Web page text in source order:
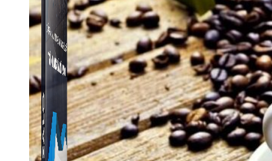
Simple Zalo
Hỗ trợ kết bạn, gửi tin nhắn chăm sóc khách hàng trên
Zalo.